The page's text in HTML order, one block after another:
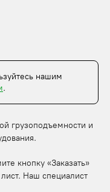
нашим
.
грузоподъемности и
кнопку «Заказать»
Наш специалист